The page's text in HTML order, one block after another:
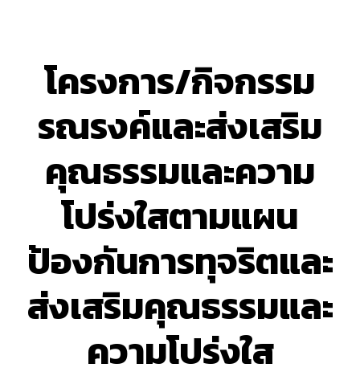
โครงการ/กิจกรรม
รณรงค์และส่งเสริม
คุณธรรมและความ
โปร่งใสตามแผน
ป้องกันการทุจริตและ
ส่งเสริมคุณธรรมและ
ความโปร่งใส